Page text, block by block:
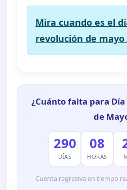
Mira cuando es el
revolución de mayo
¿Cuánto falta para
de
290
DÍAS
08
HORAS
Cuenta regresiva en tiempo